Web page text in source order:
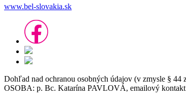
www.bel-slovakia.sk
Dohľad nad ochranou osobných údajov (v zmysle §
OSOBA: p. Bc. Katarína PAVLOVÁ, emailový